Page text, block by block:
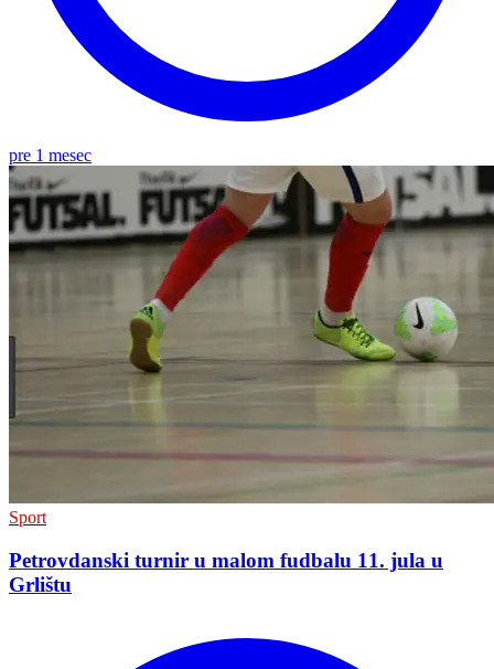
pre 1 mesec
Sport
Petrovdanski turnir u malom fudbalu 11. jula u
Grlištu